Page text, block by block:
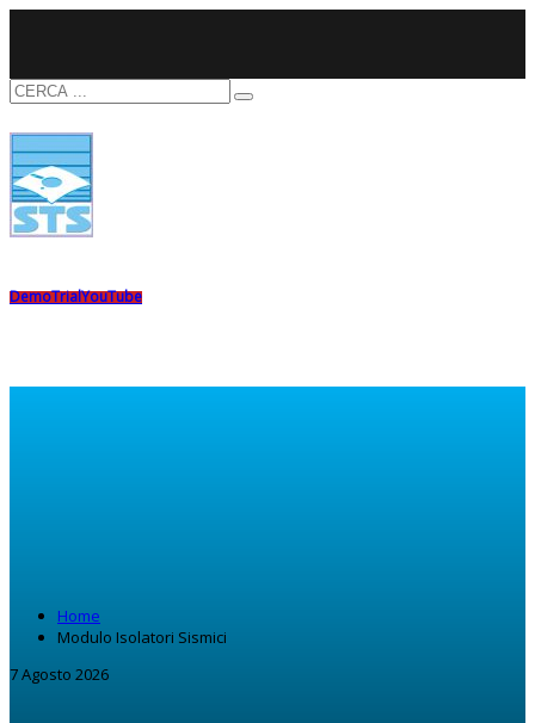
DemoTrialYouTube
Home
Modulo Isolatori Sismici
7 Agosto 2026